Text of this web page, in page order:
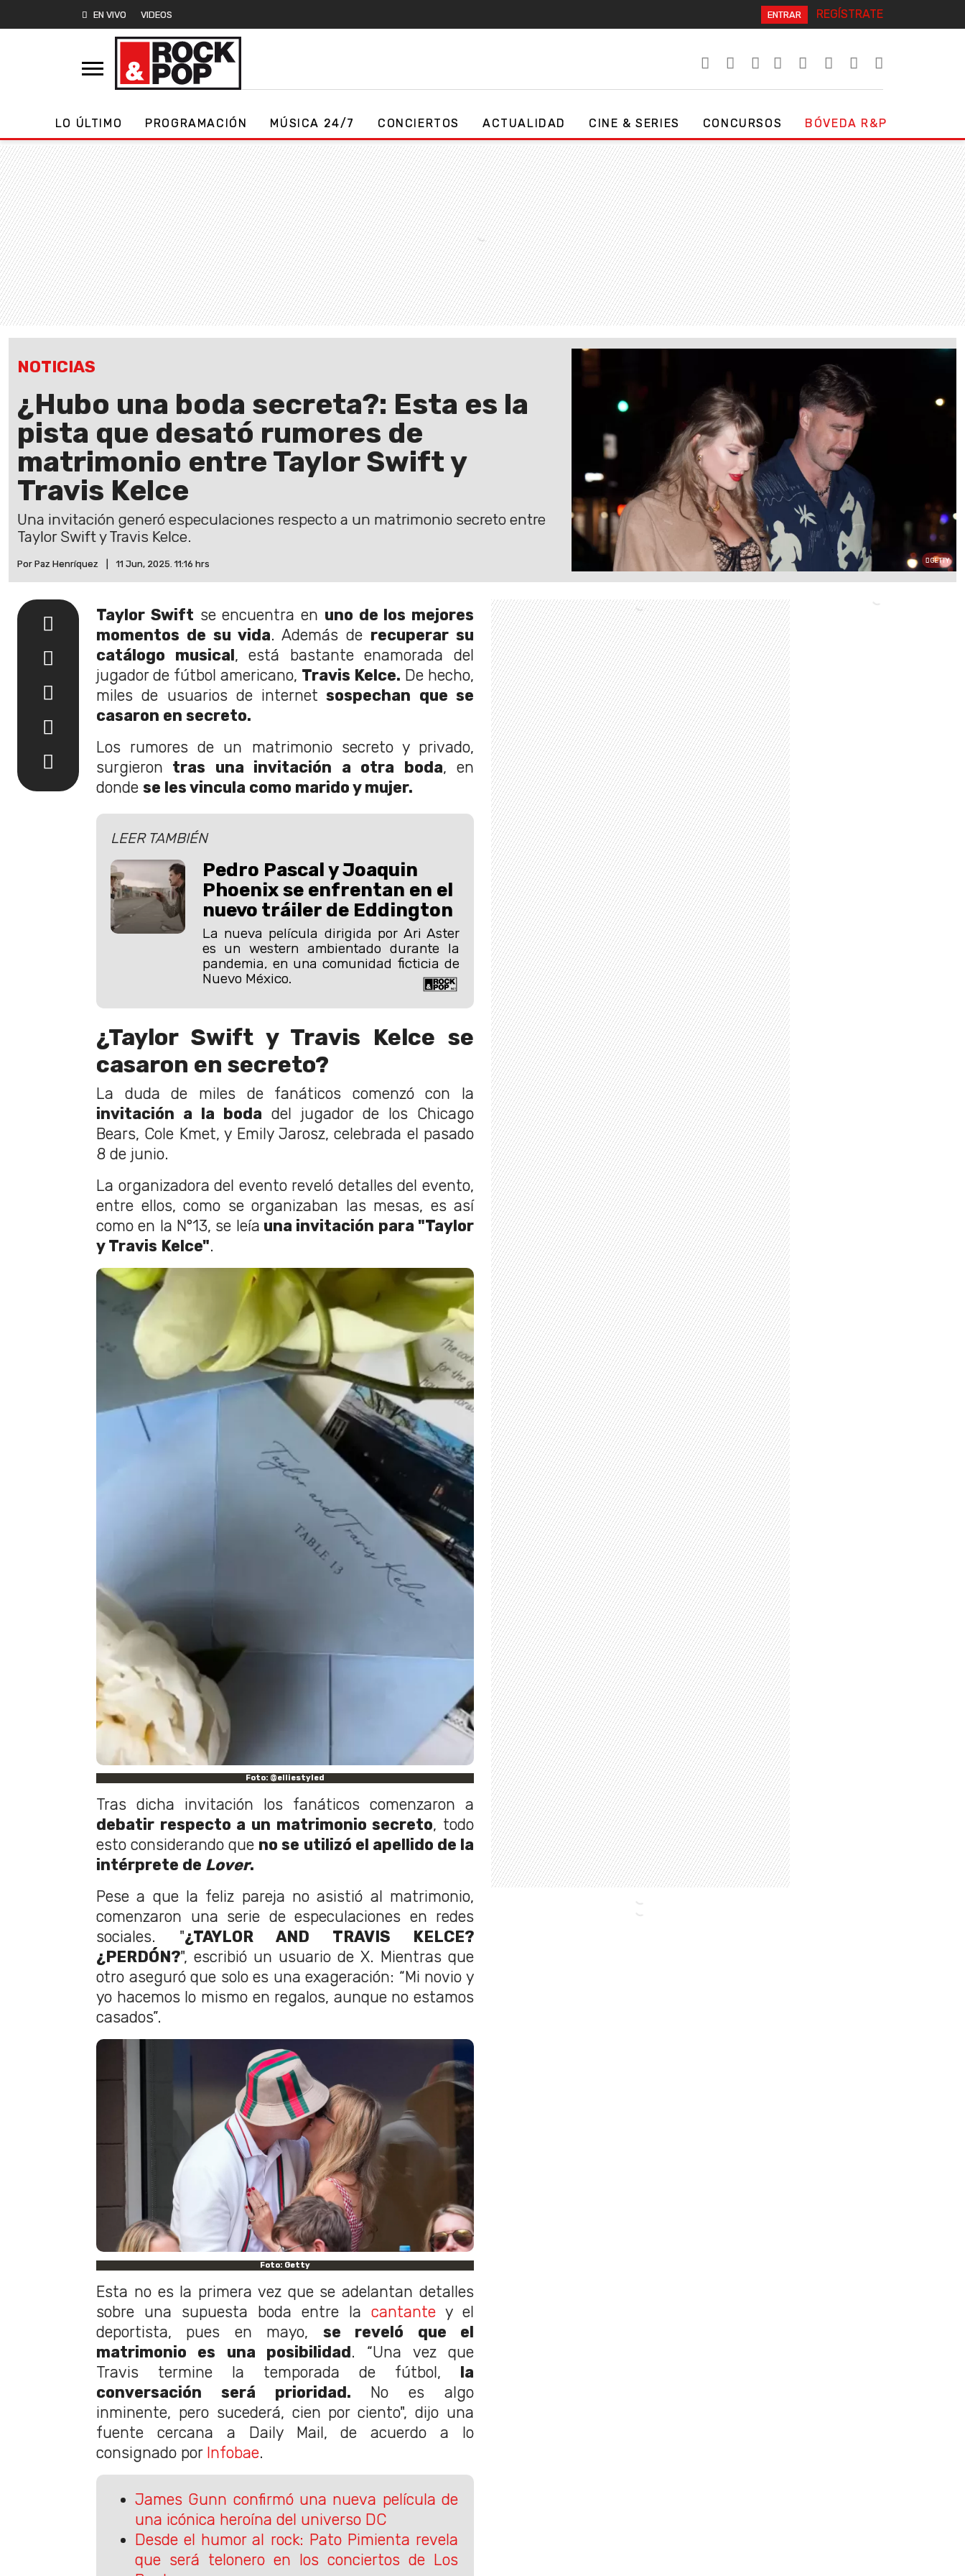
EN VIVO VIDEOS ENTRAR REGÍSTRATE
LO ÚLTIMO PROGRAMACIÓN MÚSICA 24/7 CONCIERTOS ACTUALIDAD CINE & SERIES CONCURSOS BÓVEDA R&P
NOTICIAS
¿Hubo una boda secreta?: Esta es la
pista que desató rumores de
matrimonio entre Taylor Swift y
Travis Kelce
Una invitación generó especulaciones respecto a un matrimonio secreto entre
Taylor Swift y Travis Kelce.
Por Paz Henríquez 11 Jun, 2025. 11:16 hrs GETTY
Taylor Swift se encuentra en uno de los mejores
momentos de su vida. Además de recuperar su
catálogo musical, está bastante enamorada del
jugador de fútbol americano, Travis Kelce. De hecho,
miles de usuarios de internet sospechan que se
casaron en secreto.
Los rumores de un matrimonio secreto y privado,
surgieron tras una invitación a otra boda, en
donde se les vincula como marido y mujer.
LEER TAMBIÉN
Pedro Pascal y Joaquin
Phoenix se enfrentan en el
nuevo tráiler de Eddington
La nueva película dirigida por Ari Aster
es un western ambientado durante la
pandemia, en una comunidad ficticia de
Nuevo México.
¿Taylor Swift y Travis Kelce se
casaron en secreto?
La duda de miles de fanáticos comenzó con la
invitación a la boda del jugador de los Chicago
Bears, Cole Kmet, y Emily Jarosz, celebrada el pasado
8 de junio.
La organizadora del evento reveló detalles del evento,
entre ellos, como se organizaban las mesas, es así
como en la N°13, se leía una invitación para "Taylor
y Travis Kelce".
Foto: @elliestyled
Tras dicha invitación los fanáticos comenzaron a
debatir respecto a un matrimonio secreto, todo
esto considerando que no se utilizó el apellido de la
intérprete de Lover.
Pese a que la feliz pareja no asistió al matrimonio,
comenzaron una serie de especulaciones en redes
sociales. "¿TAYLOR AND TRAVIS KELCE?
¿PERDÓN?", escribió un usuario de X. Mientras que
otro aseguró que solo es una exageración: “Mi novio y
yo hacemos lo mismo en regalos, aunque no estamos
casados”.
Foto: Getty
Esta no es la primera vez que se adelantan detalles
sobre una supuesta boda entre la cantante y el
deportista, pues en mayo, se reveló que el
matrimonio es una posibilidad. “Una vez que
Travis termine la temporada de fútbol, la
conversación será prioridad. No es algo
inminente, pero sucederá, cien por ciento", dijo una
fuente cercana a Daily Mail, de acuerdo a lo
consignado por Infobae.
James Gunn confirmó una nueva película de
una icónica heroína del universo DC
Desde el humor al rock: Pato Pimienta revela
que será telonero en los conciertos de Los